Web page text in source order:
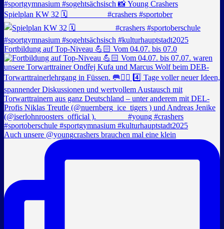
Spielplan KW 32 🗓️ _________ #crashers #sportober
Fortbildung auf Top-Niveau 💪🏻 Vom 04.07. bis 07.0
Auch unsere @youngcrashers brauchen mal eine klein